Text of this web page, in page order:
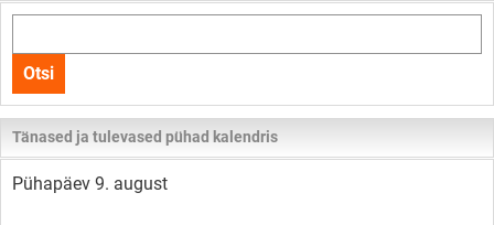
kogu
lehelt
Otsi
Tänased ja tulevased pühad kalendris
Pühapäev 9. august